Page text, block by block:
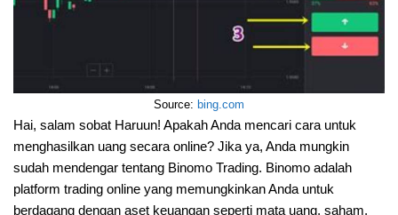
Source: bing.com
Hai, salam sobat Haruun! Apakah Anda mencari cara untuk
menghasilkan uang secara online? Jika ya, Anda mungkin
sudah mendengar tentang Binomo Trading. Binomo adalah
platform trading online yang memungkinkan Anda untuk
berdagang dengan aset keuangan seperti mata uang, saham,